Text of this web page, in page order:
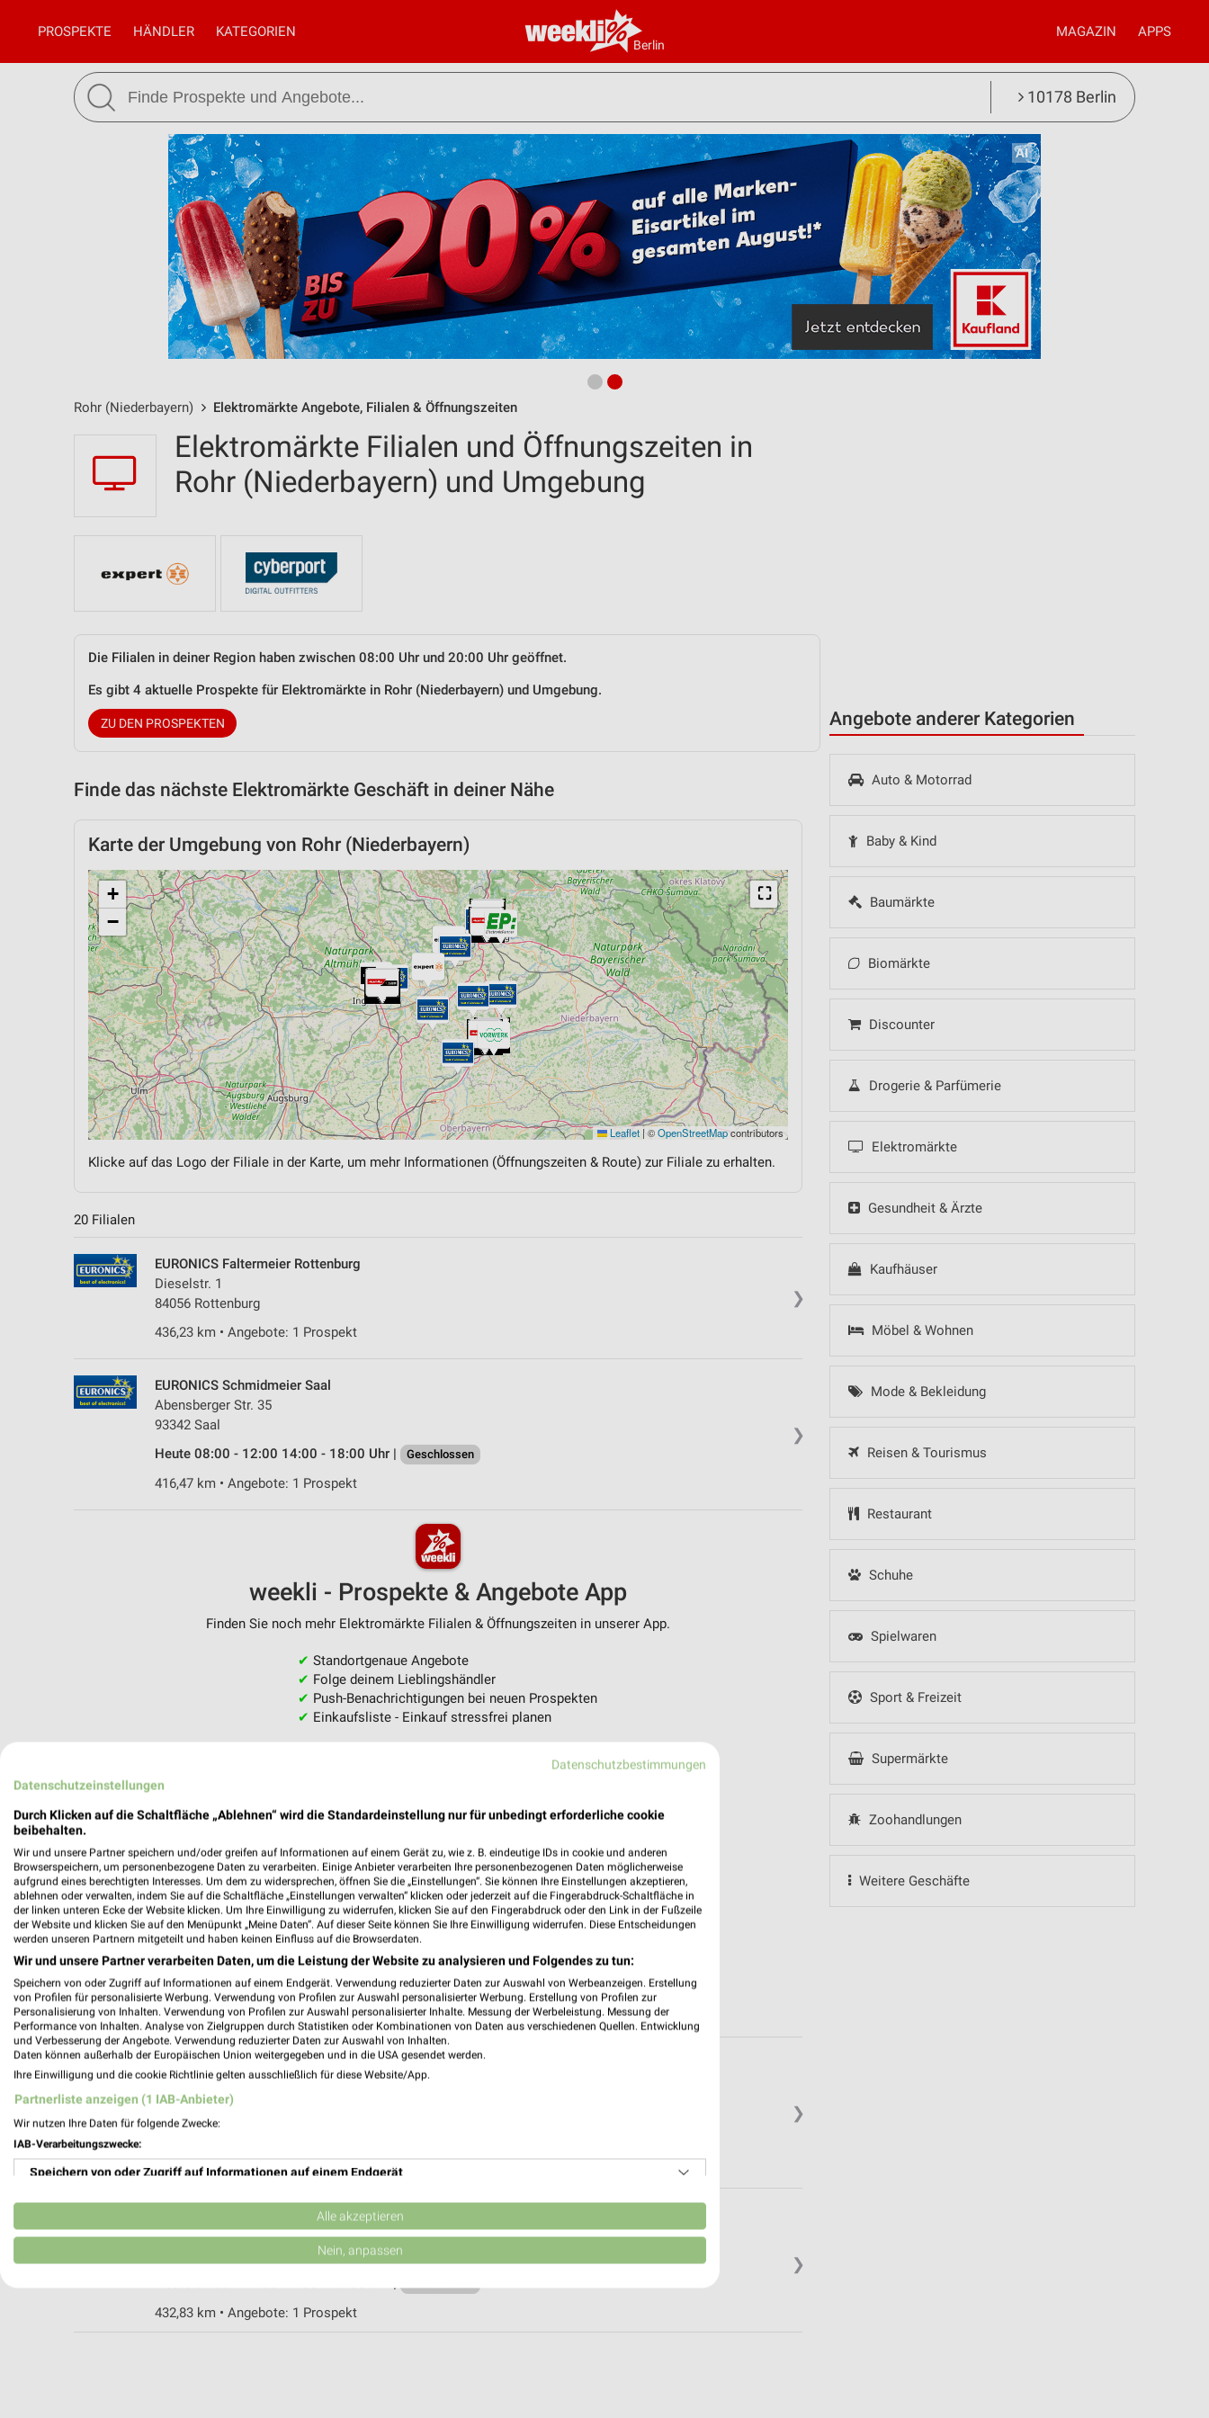
Berlin
PROSPEKTE HÄNDLER KATEGORIEN MAGAZIN APPS
10178 Berlin
Rohr (Niederbayern) Elektromärkte Angebote, Filialen & Öffnungszeiten
Angebote anderer Kategorien
Auto & Motorrad
Baby & Kind
Baumärkte
Biomärkte
Discounter
Drogerie & Parfümerie
Elektromärkte
Gesundheit & Ärzte
Kaufhäuser
Möbel & Wohnen
Mode & Bekleidung
Reisen & Tourismus
Restaurant
Schuhe
Spielwaren
Sport & Freizeit
Supermärkte
Zoohandlungen
Weitere Geschäfte
Elektromärkte Filialen und Öffnungszeiten in
Rohr (Niederbayern) und Umgebung
Die Filialen in deiner Region haben zwischen 08:00 Uhr und 20:00 Uhr geöffnet.
Es gibt 4 aktuelle Prospekte für Elektromärkte in Rohr (Niederbayern) und Umgebung.
ZU DEN PROSPEKTEN
Finde das nächste Elektromärkte Geschäft in deiner Nähe
Karte der Umgebung von Rohr (Niederbayern)
⛶
+
−
Leaflet | ©OpenStreetMapcontributors
Klicke auf das Logo der Filiale in der Karte, um mehr Informationen (Öffnungszeiten & Route) zur Filiale zu erhalten.
20 Filialen
❯
EURONICS Faltermeier Rottenburg
Dieselstr. 1
84056 Rottenburg
436,23 km • Angebote: 1 Prospekt
❯
EURONICS Schmidmeier Saal
Abensberger Str. 35
93342 Saal
Heute 08:00 - 12:00 14:00 - 18:00 Uhr |
Geschlossen
416,47 km • Angebote: 1 Prospekt
weekli - Prospekte & Angebote App
Finden Sie noch mehr Elektromärkte Filialen & Öffnungszeiten in unserer App.
✔ Standortgenaue Angebote
✔ Folge deinem Lieblingshändler
✔ Push-Benachrichtigungen bei neuen Prospekten
✔ Einkaufsliste - Einkauf stressfrei planen
❯
expert Reng Neustadt
Donaustr. 17
93333 Neustadt
Heute 09:30 - 18:30 Uhr |
428,26 km
❯
EURONICS ERHO-Hollnagel Ergoldsbach-Jellenkofen
Gewerbestraße 1
84061 Ergoldsbach-Jellenkofen
432,83 km • Angebote: 1 Prospekt
Datenschutzbestimmungen
Datenschutzeinstellungen
Durch Klicken auf die Schaltfläche „Ablehnen“ wird die Standardeinstellung nur für unbedingt erforderliche cookie
beibehalten.
Wir und unsere Partner speichern und/oder greifen auf Informationen auf einem Gerät zu, wie z. B. eindeutige IDs in cookie und anderen
Browserspeichern, um personenbezogene Daten zu verarbeiten. Einige Anbieter verarbeiten Ihre personenbezogenen Daten möglicherweise
aufgrund eines berechtigten Interesses. Um dem zu widersprechen, öffnen Sie die „Einstellungen“. Sie können Ihre Einstellungen akzeptieren,
ablehnen oder verwalten, indem Sie auf die Schaltfläche „Einstellungen verwalten“ klicken oder jederzeit auf die Fingerabdruck-Schaltfläche in
der linken unteren Ecke der Website klicken. Um Ihre Einwilligung zu widerrufen, klicken Sie auf den Fingerabdruck oder den Link in der Fußzeile
der Website und klicken Sie auf den Menüpunkt „Meine Daten“. Auf dieser Seite können Sie Ihre Einwilligung widerrufen. Diese Entscheidungen
werden unseren Partnern mitgeteilt und haben keinen Einfluss auf die Browserdaten.
Wir und unsere Partner verarbeiten Daten, um die Leistung der Website zu analysieren und Folgendes zu tun:
Speichern von oder Zugriff auf Informationen auf einem Endgerät. Verwendung reduzierter Daten zur Auswahl von Werbeanzeigen. Erstellung
von Profilen für personalisierte Werbung. Verwendung von Profilen zur Auswahl personalisierter Werbung. Erstellung von Profilen zur
Personalisierung von Inhalten. Verwendung von Profilen zur Auswahl personalisierter Inhalte. Messung der Werbeleistung. Messung der
Performance von Inhalten. Analyse von Zielgruppen durch Statistiken oder Kombinationen von Daten aus verschiedenen Quellen. Entwicklung
und Verbesserung der Angebote. Verwendung reduzierter Daten zur Auswahl von Inhalten.
Daten können außerhalb der Europäischen Union weitergegeben und in die USA gesendet werden.
Ihre Einwilligung und die cookie Richtlinie gelten ausschließlich für diese Website/App.
Partnerliste anzeigen (1 IAB-Anbieter)
Wir nutzen Ihre Daten für folgende Zwecke:
IAB-Verarbeitungszwecke:
Speichern von oder Zugriff auf Informationen auf einem Endgerät
Verwendung reduzierter Daten zur Auswahl von Werbeanzeigen
Erstellung von Profilen für personalisierte Werbung
Erstellung von Profilen zur Personalisierung von Inhalten
Alle akzeptieren
Nein, anpassen